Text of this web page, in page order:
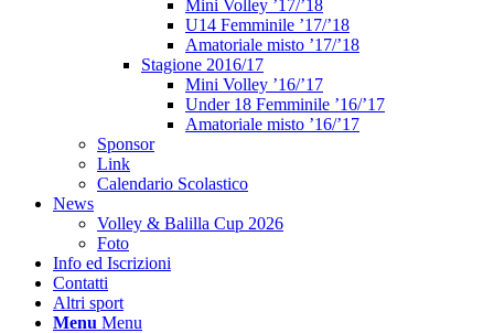
Mini Volley ’17/’18
U14 Femminile ’17/’18
Amatoriale misto ’17/’18
Stagione 2016/17
Mini Volley ’16/’17
Under 18 Femminile ’16/’17
Amatoriale misto ’16/’17
Sponsor
Link
Calendario Scolastico
News
Volley & Balilla Cup 2026
Foto
Info ed Iscrizioni
Contatti
Altri sport
Menu Menu